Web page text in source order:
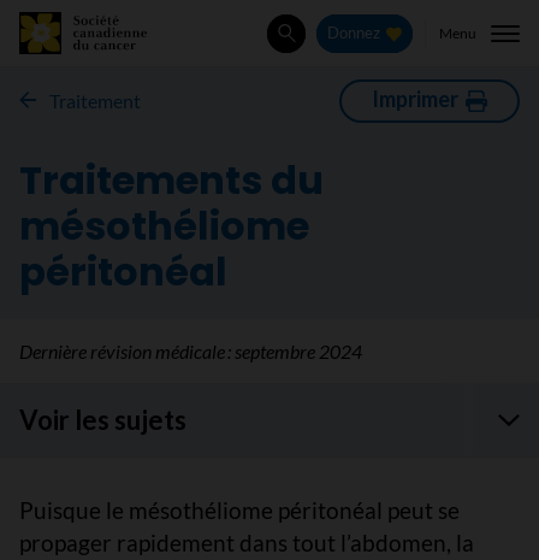
Rechercher
Donnez Menu
Traitement Imprimer
Traitements du
mésothéliome
péritonéal
Dernière révision médicale : septembre 2024
Voir les sujets
Puisque le mésothéliome péritonéal peut se
propager rapidement dans tout l’abdomen, la